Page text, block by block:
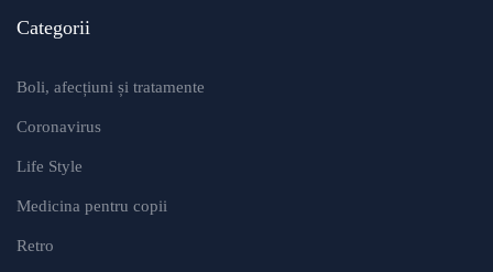
Categorii
Boli, afecțiuni și tratamente
Coronavirus
Life Style
Medicina pentru copii
Retro